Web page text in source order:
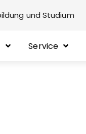
und Studium
Service